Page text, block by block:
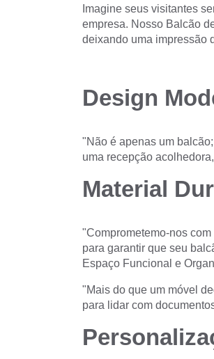
Imagine seus visitantes
empresa. Nosso Balcão
deixando uma impressão
Design
"Não é apenas um
uma recepção
Material
"Comprometemo-nos
para garantir que seu
Espaço Funcional e
"Mais do que um móvel
para lidar com